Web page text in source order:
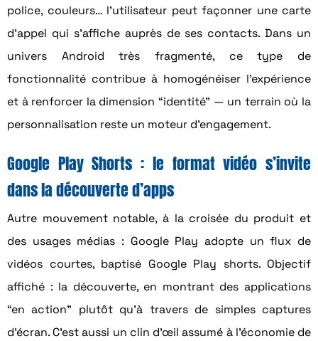
police, couleurs… l’utilisateur peut façonner une carte
d’appel qui s’affiche auprès de ses contacts. Dans un
univers Android très fragmenté, ce type de
fonctionnalité contribue à homogénéiser l’expérience
et à renforcer la dimension “identité” — un terrain où la
personnalisation reste un moteur d’engagement.
Google Play Shorts : le format vidéo s’invite
dans la découverte d’apps
Autre mouvement notable, à la croisée du produit et
des usages médias : Google Play adopte un flux de
vidéos courtes, baptisé Google Play shorts. Objectif
affiché : la découverte, en montrant des applications
“en action” plutôt qu’à travers de simples captures
d’écran. C’est aussi un clin d’œil assumé à l’économie de